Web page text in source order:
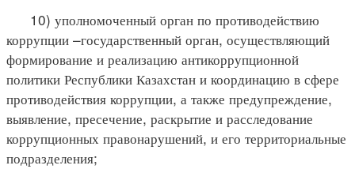
10) уполномоченный орган по противодействию
коррупции –государственный орган, осуществляющий
формирование и реализацию антикоррупционной
политики Республики Казахстан и координацию в сфере
противодействия коррупции, а также предупреждение,
выявление, пресечение, раскрытие и расследование
коррупционных правонарушений, и его территориальные
подразделения;